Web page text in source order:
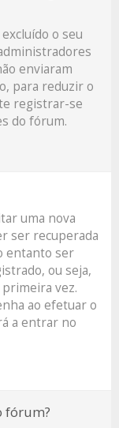
o seu
enviaram
para reduzir o
registrar-se
do fórum.
uma nova
ser recuperada
entanto ser
ou seja,
vez.
ao efetuar o
a entrar no
fórum?